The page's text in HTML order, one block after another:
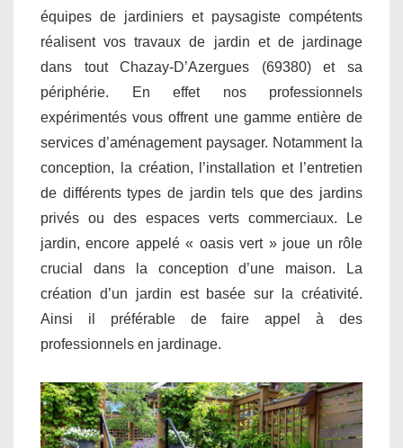
équipes de jardiniers et paysagiste compétents
réalisent vos travaux de jardin et de jardinage
dans tout Chazay-D’Azergues (69380) et sa
périphérie. En effet nos professionnels
expérimentés vous offrent une gamme entière de
services d’aménagement paysager. Notamment la
conception, la création, l’installation et l’entretien
de différents types de jardin tels que des jardins
privés ou des espaces verts commerciaux. Le
jardin, encore appelé « oasis vert » joue un rôle
crucial dans la conception d’une maison. La
création d’un jardin est basée sur la créativité.
Ainsi il préférable de faire appel à des
professionnels en jardinage.